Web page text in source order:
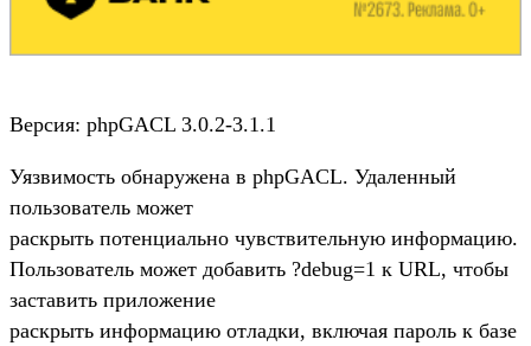
Версия: phpGACL 3.0.2-3.1.1
Уязвимость обнаружена в phpGACL. Удаленный
пользователь может
раскрыть потенциально чувствительную информацию.
Пользователь может добавить ?debug=1 к URL, чтобы
заставить приложение
раскрыть информацию отладки, включая пароль к базе